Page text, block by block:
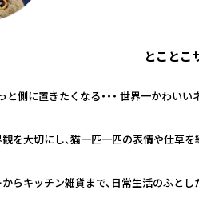
とことこ
と側に置きたくなる・・・ 世界一かわい
を大切にし、猫一匹一匹の表情や仕草
らキッチン雑貨まで、日常生活のふと